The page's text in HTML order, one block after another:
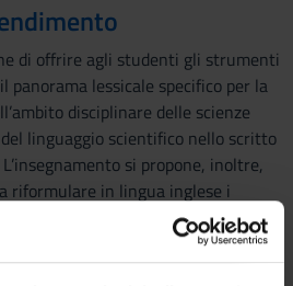
di offrire agli studenti gli strumenti
panorama lessicale specifico per la
disciplinare delle scienze
linguaggio scientifico nello scritto
si propone, inoltre,
riformulare in lingua inglese i
scritta.
di base